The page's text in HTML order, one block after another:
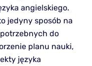
angielskiego.
jedyny sposób na
do
planu nauki,
języka